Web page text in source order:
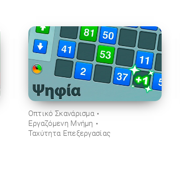
Οπτικό Σκανάρισμα
Εργαζόμενη Μνήμη
Ταχύτητα Επεξεργασίας